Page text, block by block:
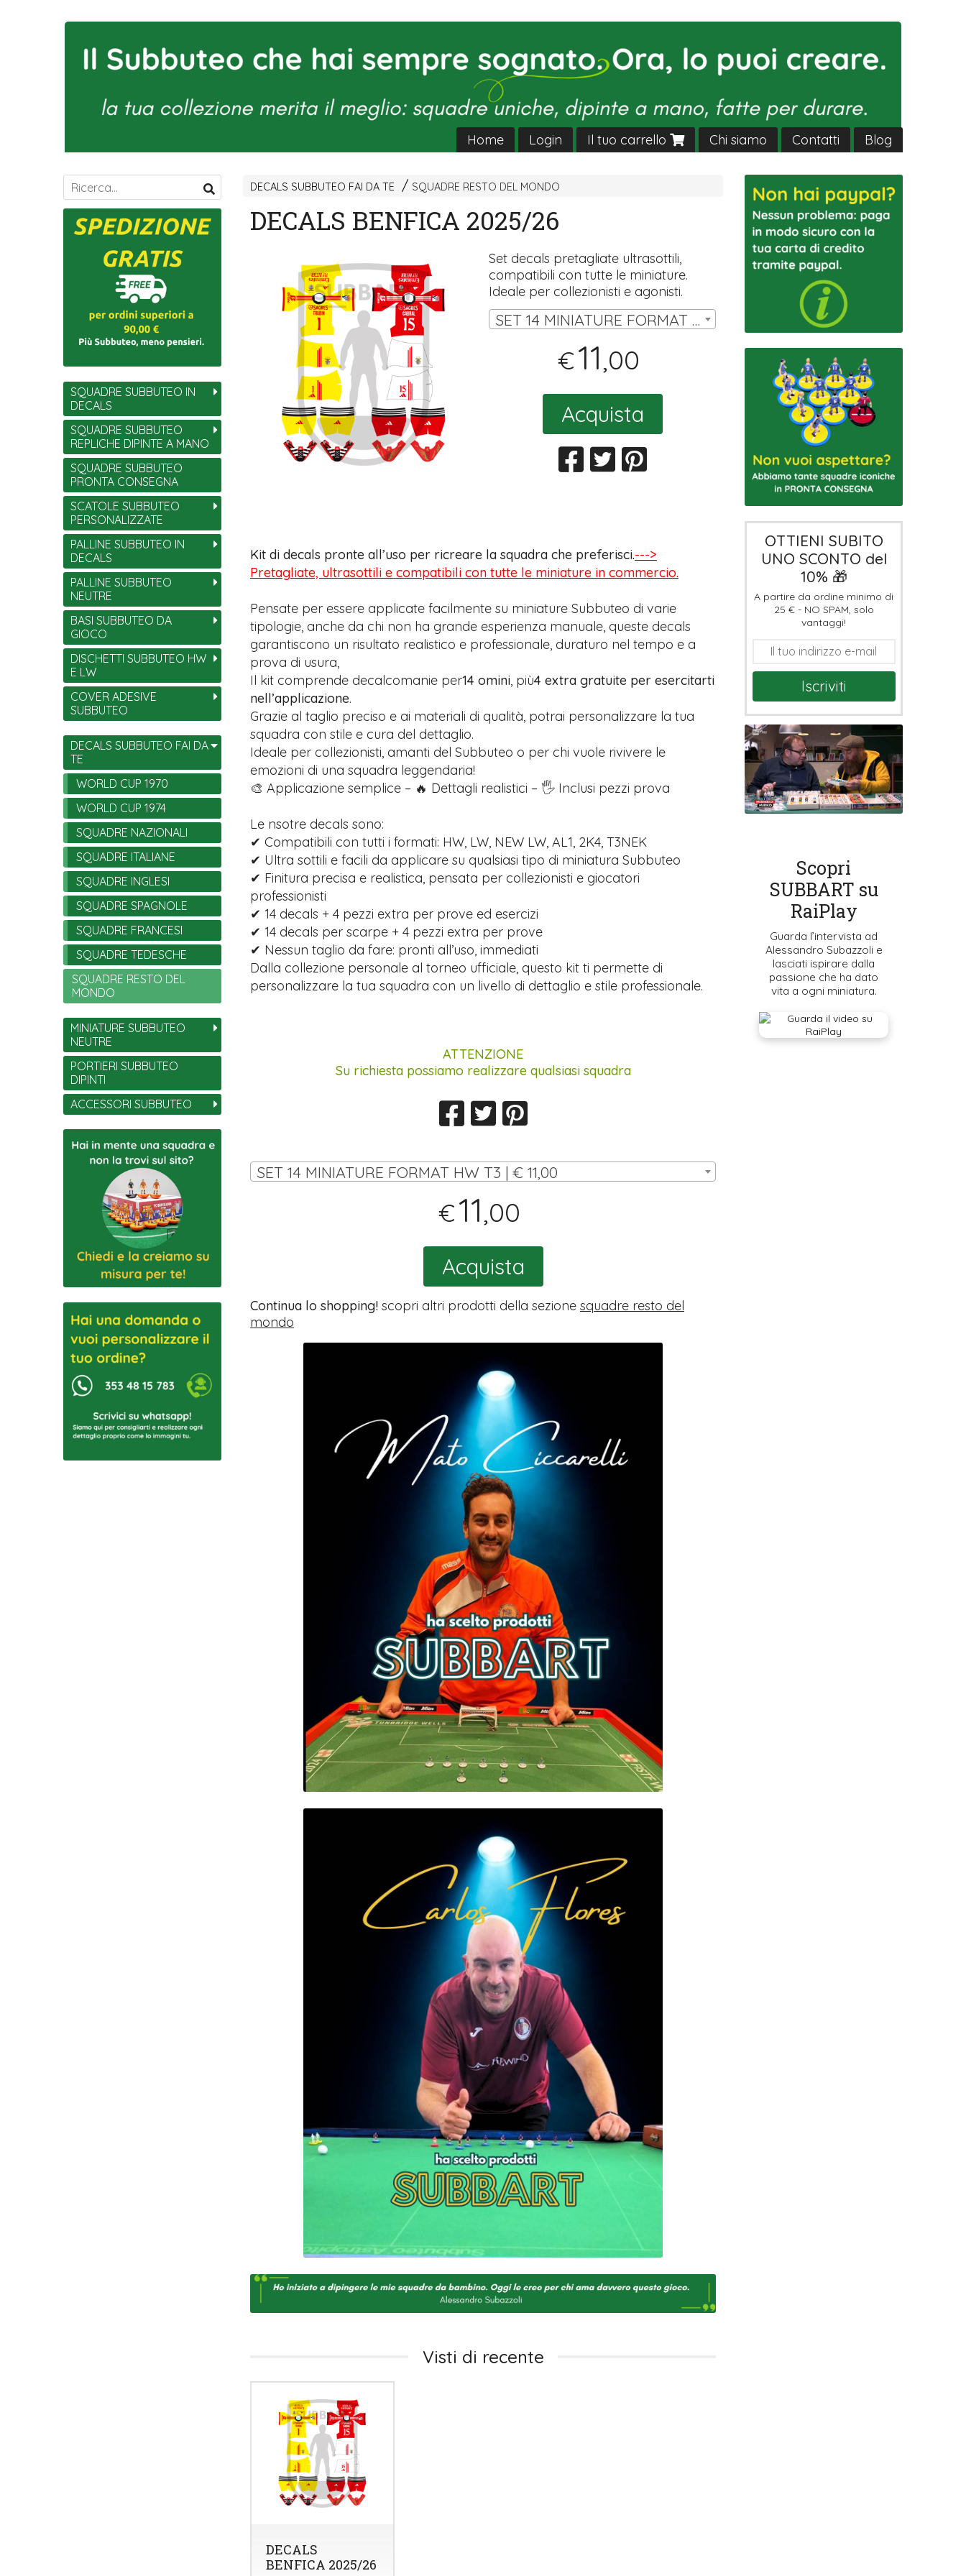
Home Login Il tuo carrello Chi siamo Contatti Blog
DECALS SUBBUTEO FAI DA TE SQUADRE RESTO DEL MONDO
DECALS BENFICA 2025/26
Set decals pretagliate ultrasottili,
compatibili con tutte le miniature.
Ideale per collezionisti e agonisti.
SET 14 MINIATURE FORMAT HW T3 | € 11,00
€11,00
Acquista
Kit di decals pronte all’uso per ricreare la squadra che preferisci.--->
Pretagliate, ultrasottili e compatibili con tutte le miniature in commercio.
Pensate per essere applicate facilmente su miniature Subbuteo di varie
tipologie, anche da chi non ha grande esperienza manuale, queste decals
garantiscono un risultato realistico e professionale, duraturo nel tempo e a
prova di usura,
Il kit comprende decalcomanie per14 omini, più4 extra gratuite per esercitarti
nell’applicazione.
Grazie al taglio preciso e ai materiali di qualità, potrai personalizzare la tua
squadra con stile e cura del dettaglio.
Ideale per collezionisti, amanti del Subbuteo o per chi vuole rivivere le
emozioni di una squadra leggendaria!
🎨 Applicazione semplice – 🔥 Dettagli realistici – 🖐️ Inclusi pezzi prova
Le nsotre decals sono:
✔ Compatibili con tutti i formati: HW, LW, NEW LW, AL1, 2K4, T3NEK
✔ Ultra sottili e facili da applicare su qualsiasi tipo di miniatura Subbuteo
✔ Finitura precisa e realistica, pensata per collezionisti e giocatori
professionisti
✔ 14 decals + 4 pezzi extra per prove ed esercizi
✔ 14 decals per scarpe + 4 pezzi extra per prove
✔ Nessun taglio da fare: pronti all’uso, immediati
Dalla collezione personale al torneo ufficiale, questo kit ti permette di
personalizzare la tua squadra con un livello di dettaglio e stile professionale.
ATTENZIONE
Su richiesta possiamo realizzare qualsiasi squadra
SET 14 MINIATURE FORMAT HW T3 | € 11,00
€11,00
Acquista
Continua lo shopping!scopri altri prodotti della sezione squadre resto del
mondo
Visti di recente
DECALS
BENFICA 2025/26
SQUADRE SUBBUTEO IN
DECALS
SQUADRE SUBBUTEO
REPLICHE DIPINTE A MANO
SQUADRE SUBBUTEO
PRONTA CONSEGNA
SCATOLE SUBBUTEO
PERSONALIZZATE
PALLINE SUBBUTEO IN
DECALS
PALLINE SUBBUTEO
NEUTRE
BASI SUBBUTEO DA
GIOCO
DISCHETTI SUBBUTEO HW
E LW
COVER ADESIVE
SUBBUTEO
DECALS SUBBUTEO FAI DA
TE
WORLD CUP 1970
WORLD CUP 1974
SQUADRE NAZIONALI
SQUADRE ITALIANE
SQUADRE INGLESI
SQUADRE SPAGNOLE
SQUADRE FRANCESI
SQUADRE TEDESCHE
SQUADRE RESTO DEL
MONDO
MINIATURE SUBBUTEO
NEUTRE
PORTIERI SUBBUTEO
DIPINTI
ACCESSORI SUBBUTEO
OTTIENI SUBITO
UNO SCONTO del
10% 🎁
A partire da ordine minimo di
25 € - NO SPAM, solo
vantaggi!
Iscriviti
Scopri
SUBBART su
RaiPlay
Guarda l’intervista ad
Alessandro Subazzoli e
lasciati ispirare dalla
passione che ha dato
vita a ogni miniatura.